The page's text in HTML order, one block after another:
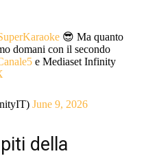
😎 Ma quanto
domani con il secondo
e Mediaset Infinity
June 9, 2026
della